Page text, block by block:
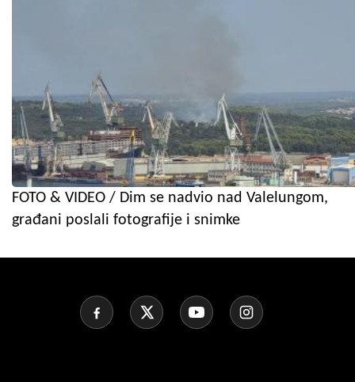
FOTO & VIDEO / Dim se nadvio nad Valelungom,
građani poslali fotografije i snimke